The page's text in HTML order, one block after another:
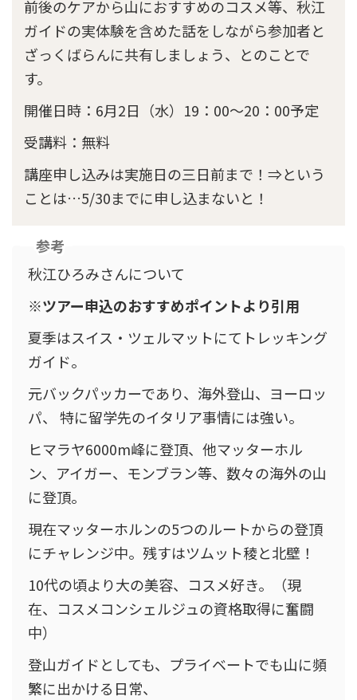
前後のケアから山におすすめのコスメ等、秋江
ガイドの実体験を含めた話をしながら参加者と
ざっくばらんに共有しましょう、とのことで
す。
開催日時：6月2日（水）19：00～20：00予定
受講料：無料
講座申し込みは実施日の三日前まで！⇒という
ことは…5/30までに申し込まないと！
参考
秋江ひろみさんについて
※ツアー申込のおすすめポイントより引用
夏季はスイス・ツェルマットにてトレッキング
ガイド。
元バックパッカーであり、海外登山、ヨーロッ
パ、 特に留学先のイタリア事情には強い。
ヒマラヤ6000m峰に登頂、他マッターホル
ン、アイガー、モンブラン等、数々の海外の山
に登頂。
現在マッターホルンの5つのルートからの登頂
にチャレンジ中。残すはツムット稜と北壁！
10代の頃より大の美容、コスメ好き。（現
在、コスメコンシェルジュの資格取得に奮闘
中）
登山ガイドとしても、プライベートでも山に頻
繁に出かける日常、